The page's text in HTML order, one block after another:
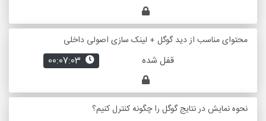
محتوای مناسب از دید گوگل + لینک سازی اصولی داخلی
قفل شده
نحوه نمایش در نتایج گوگل را چگونه کنترل کنیم؟